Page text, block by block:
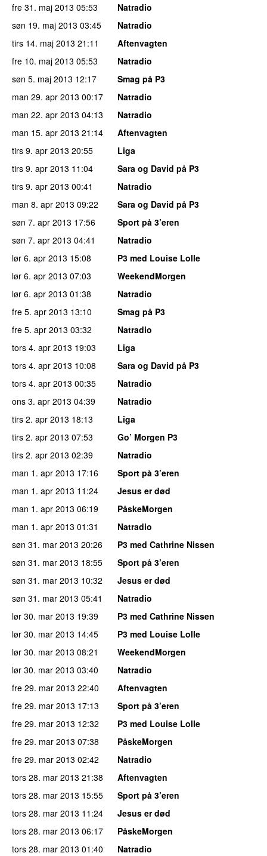
fre 31. maj 2013 05:53
Natradio
søn 19. maj 2013 03:45
Natradio
tirs 14. maj 2013 21:11
Aftenvagten
fre 10. maj 2013 05:53
Natradio
søn 5. maj 2013 12:17
Smag på P3
man 29. apr 2013 00:17
Natradio
man 22. apr 2013 04:13
Natradio
man 15. apr 2013 21:14
Aftenvagten
tirs 9. apr 2013 20:55
Liga
tirs 9. apr 2013 11:04
Sara og David på P3
tirs 9. apr 2013 00:41
Natradio
man 8. apr 2013 09:22
Sara og David på P3
søn 7. apr 2013 17:56
Sport på 3’eren
søn 7. apr 2013 04:41
Natradio
lør 6. apr 2013 15:08
P3 med Louise Lolle
lør 6. apr 2013 07:03
WeekendMorgen
lør 6. apr 2013 01:38
Natradio
fre 5. apr 2013 13:10
Smag på P3
fre 5. apr 2013 03:32
Natradio
tors 4. apr 2013 19:03
Liga
tors 4. apr 2013 10:08
Sara og David på P3
tors 4. apr 2013 00:35
Natradio
ons 3. apr 2013 04:39
Natradio
tirs 2. apr 2013 18:13
Liga
tirs 2. apr 2013 07:53
Go’ Morgen P3
tirs 2. apr 2013 02:39
Natradio
man 1. apr 2013 17:16
Sport på 3’eren
man 1. apr 2013 11:24
Jesus er død
man 1. apr 2013 06:19
PåskeMorgen
man 1. apr 2013 01:31
Natradio
søn 31. mar 2013 20:26
P3 med Cathrine Nissen
søn 31. mar 2013 18:55
Sport på 3’eren
søn 31. mar 2013 10:32
Jesus er død
søn 31. mar 2013 05:41
Natradio
lør 30. mar 2013 19:39
P3 med Cathrine Nissen
lør 30. mar 2013 14:45
P3 med Louise Lolle
lør 30. mar 2013 08:21
WeekendMorgen
lør 30. mar 2013 03:40
Natradio
fre 29. mar 2013 22:40
Aftenvagten
fre 29. mar 2013 17:13
Sport på 3’eren
fre 29. mar 2013 12:32
P3 med Louise Lolle
fre 29. mar 2013 07:38
PåskeMorgen
fre 29. mar 2013 02:42
Natradio
tors 28. mar 2013 21:38
Aftenvagten
tors 28. mar 2013 15:55
Sport på 3’eren
tors 28. mar 2013 11:24
Jesus er død
tors 28. mar 2013 06:17
PåskeMorgen
tors 28. mar 2013 01:40
Natradio